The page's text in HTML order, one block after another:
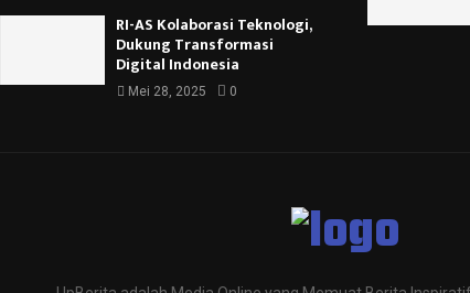
RI-AS Kolaborasi Teknologi,
Dukung Transformasi
Digital Indonesia
Mei 28, 2025 0